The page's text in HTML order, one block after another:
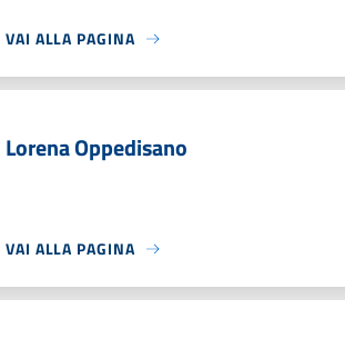
VAI ALLA PAGINA
Lorena Oppedisano
VAI ALLA PAGINA